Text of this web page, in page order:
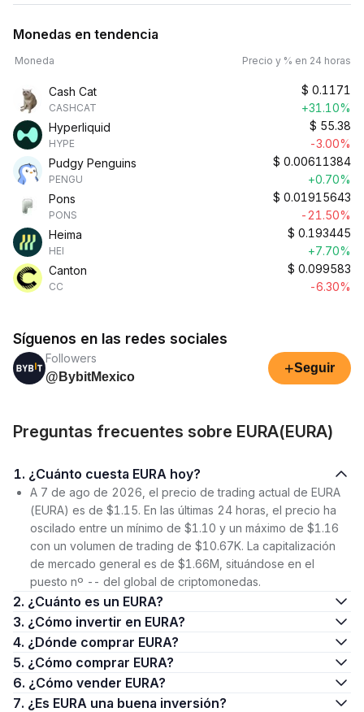
Monedas en tendencia
Moneda Precio y % en 24 horas
Cash Cat
CASHCAT
$ 0.1171
+31.10%
Hyperliquid
HYPE
$ 55.38
-3.00%
Pudgy Penguins
PENGU
$ 0.00611384
+0.70%
Pons
PONS
$ 0.01915643
-21.50%
Heima
HEI
$ 0.193445
+7.70%
Canton
CC
$ 0.099583
-6.30%
Síguenos en las redes sociales
Followers
@BybitMexico
+Seguir
Preguntas frecuentes sobre EURA(EURA)
1. ¿Cuánto cuesta EURA hoy?
A 7 de ago de 2026, el precio de trading actual de EURA
(EURA) es de $1.15. En las últimas 24 horas, el precio ha
oscilado entre un mínimo de $1.10 y un máximo de $1.16
con un volumen de trading de $10.67K. La capitalización
de mercado general es de $1.66M, situándose en el
puesto nº -- del global de criptomonedas.
2. ¿Cuánto es un EURA?
3. ¿Cómo invertir en EURA?
4. ¿Dónde comprar EURA?
5. ¿Cómo comprar EURA?
6. ¿Cómo vender EURA?
7. ¿Es EURA una buena inversión?